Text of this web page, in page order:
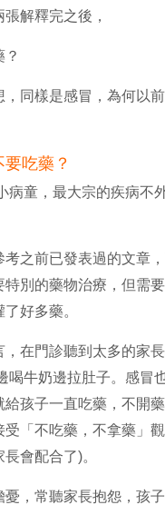
解釋完之後，
同樣是感冒，為何以
吃藥？
病童，最大宗的疾病不
考之前已發表過的文章
特別的藥物治療，但需
了好多藥。
，在門診聽到太多的家
喝牛奶邊拉肚子。感冒
給孩子一直吃藥，不開
受「不吃藥，不拿藥」
長會配合了)。
，常聽家長抱怨，孩